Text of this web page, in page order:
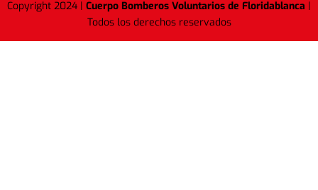
Copyright 2024 | Cuerpo Bomberos Voluntarios de Floridablanca |
Todos los derechos reservados